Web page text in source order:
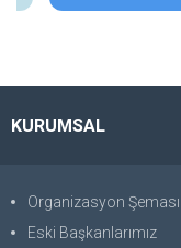
KURUMSAL
Organizasyon Şeması
Eski Başkanlarımız